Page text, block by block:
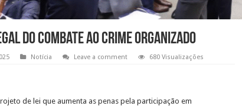
do combate ao crime organizado
Notícia Leave a comment 680 Visualizações
de lei que aumenta as penas pela participação em